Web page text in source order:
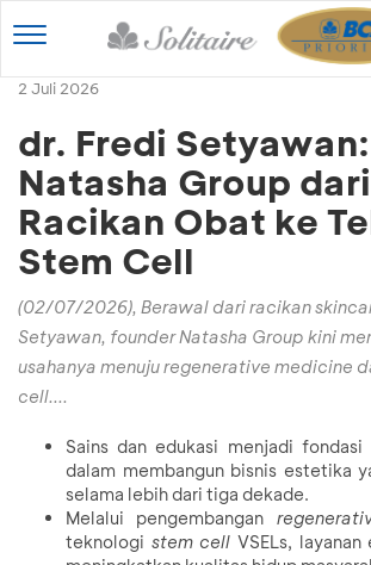
2 Juli 2026
dr. Fredi
Natasha Group dari
Racikan Obat ke
Stem Cell
(02/07/2026), Berawal dari racikan
Setyawan, founder Natasha Group kini
usahanya menuju regenerative medicine
cell....
Sains dan edukasi menjadi fondasi
dalam membangun bisnis estetika
selama lebih dari tiga dekade.
Melalui pengembangan
teknologi stem cell VSELs,